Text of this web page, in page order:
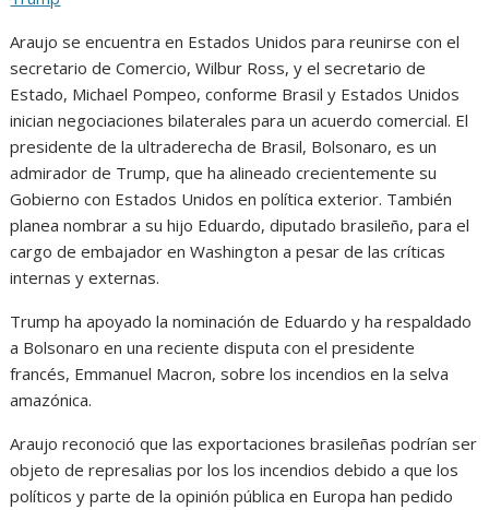
Araujo se encuentra en Estados Unidos para reunirse con el
secretario de Comercio, Wilbur Ross, y el secretario de
Estado, Michael Pompeo, conforme Brasil y Estados Unidos
inician negociaciones bilaterales para un acuerdo comercial. El
presidente de la ultraderecha de Brasil, Bolsonaro, es un
admirador de Trump, que ha alineado crecientemente su
Gobierno con Estados Unidos en política exterior. También
planea nombrar a su hijo Eduardo, diputado brasileño, para el
cargo de embajador en Washington a pesar de las críticas
internas y externas.
Trump ha apoyado la nominación de Eduardo y ha respaldado
a Bolsonaro en una reciente disputa con el presidente
francés, Emmanuel Macron, sobre los incendios en la selva
amazónica.
Araujo reconoció que las exportaciones brasileñas podrían ser
objeto de represalias por los los incendios debido a que los
políticos y parte de la opinión pública en Europa han pedido